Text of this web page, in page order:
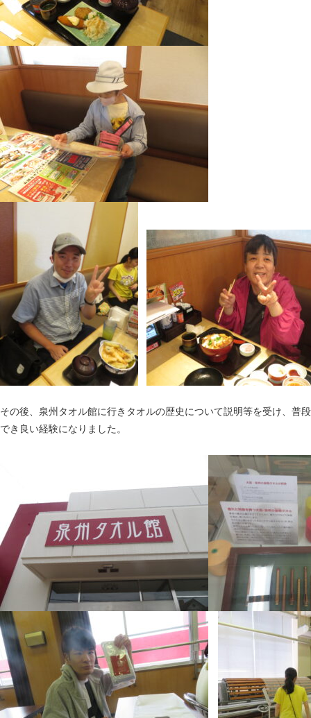
その後、泉州タオル館に行きタオルの歴史について説明等を受け、普
でき良い経験になりました。